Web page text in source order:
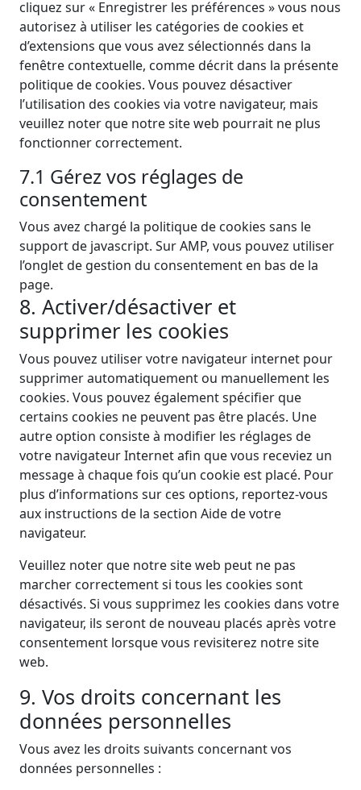
cliquez sur « Enregistrer les préférences » vous nous
autorisez à utiliser les catégories de cookies et
d’extensions que vous avez sélectionnés dans la
fenêtre contextuelle, comme décrit dans la présente
politique de cookies. Vous pouvez désactiver
l’utilisation des cookies via votre navigateur, mais
veuillez noter que notre site web pourrait ne plus
fonctionner correctement.
7.1 Gérez vos réglages de
consentement
Vous avez chargé la politique de cookies sans le
support de javascript. Sur AMP, vous pouvez utiliser
l’onglet de gestion du consentement en bas de la
page.
8. Activer/désactiver et
supprimer les cookies
Vous pouvez utiliser votre navigateur internet pour
supprimer automatiquement ou manuellement les
cookies. Vous pouvez également spécifier que
certains cookies ne peuvent pas être placés. Une
autre option consiste à modifier les réglages de
votre navigateur Internet afin que vous receviez un
message à chaque fois qu’un cookie est placé. Pour
plus d’informations sur ces options, reportez-vous
aux instructions de la section Aide de votre
navigateur.
Veuillez noter que notre site web peut ne pas
marcher correctement si tous les cookies sont
désactivés. Si vous supprimez les cookies dans votre
navigateur, ils seront de nouveau placés après votre
consentement lorsque vous revisiterez notre site
web.
9. Vos droits concernant les
données personnelles
Vous avez les droits suivants concernant vos
données personnelles :